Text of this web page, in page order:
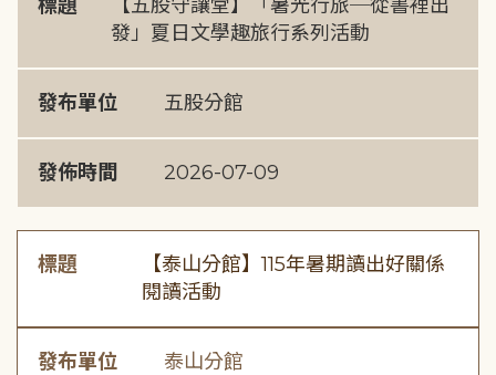
標題
【五股守讓堂】「暑光行旅─從書裡出
發」夏日文學趣旅行系列活動
發布單位 五股分館
發佈時間 2026-07-09
標題
【泰山分館】115年暑期讀出好關係
閱讀活動
發布單位 泰山分館